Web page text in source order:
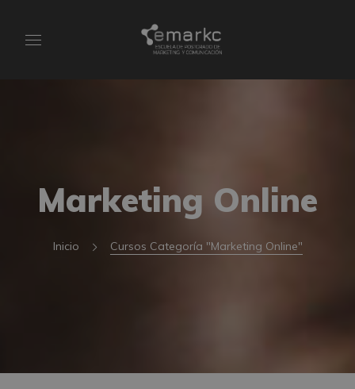
Marketing Online
Inicio Cursos Categoría "Marketing Online"